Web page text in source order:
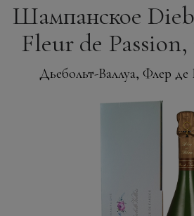
Шампанское
Fleur de
Дьебольт-Валлуа, Флер